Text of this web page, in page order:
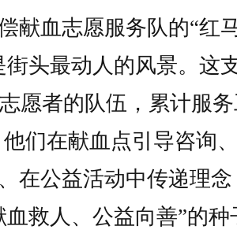
血志愿服务队的“红
街头最动人的风景。这
愿者的队伍，累计服
们在献血点引导咨询
在公益活动中传递理
血救人、公益向善”的种